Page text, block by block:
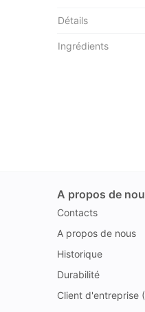
Détails
Ingrédients
A propos de
Contacts
A propos de nous
Historique
Durabilité
Client d'entreprise